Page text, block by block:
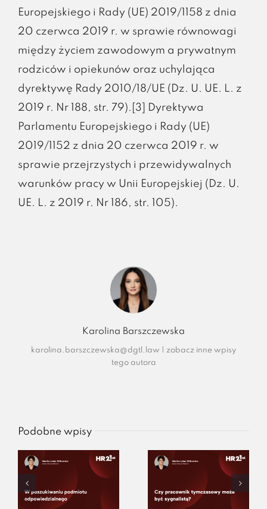
Europejskiego i Rady (UE) 2019/1158 z dnia
20 czerwca 2019 r. w sprawie równowagi
między życiem zawodowym a prywatnym
rodziców i opiekunów oraz uchylająca
dyrektywę Rady 2010/18/UE (Dz. U. UE. L. z
2019 r. Nr 188, str. 79).[3] Dyrektywa
Parlamentu Europejskiego i Rady (UE)
2019/1152 z dnia 20 czerwca 2019 r. w
sprawie przejrzystych i przewidywalnych
warunków pracy w Unii Europejskiej (Dz. U.
UE. L. z 2019 r. Nr 186, str. 105).
Karolina Barszczewska
karolina.barszczewska@dgtl.law
zobacz inne wpisy
tego autora
Podobne wpisy